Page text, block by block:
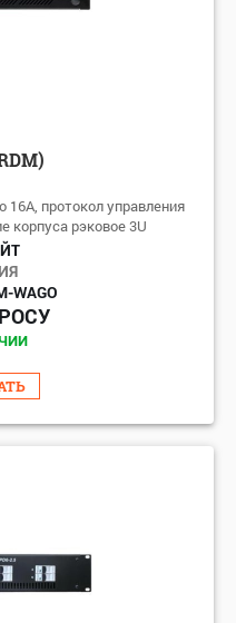
протокол управления
корпуса рэковое 3U
WAGO